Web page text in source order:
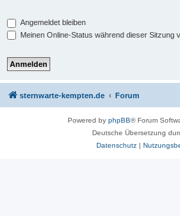
Angemeldet bleiben
Meinen Online-Status während dieser Sitzung
sternwarte-kempten.de Forum
Powered by phpBB® Forum
Deutsche Übersetzung
Datenschutz|